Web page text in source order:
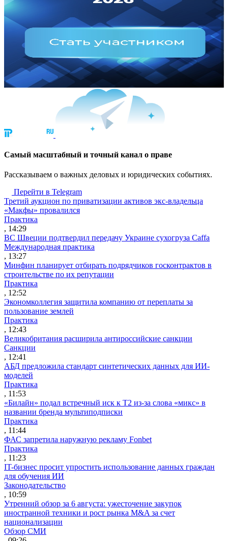
Cамый масштабный и точный канал о праве
Рассказываем о важных деловых и юридических событиях.
Перейти в Telegram
Третий аукцион по приватизации активов экс-владельца
«Макфы» провалился
Практика
, 14:29
ВС Швеции подтвердил передачу Украине сухогруза Caffa
Международная практика
, 13:27
Минфин планирует отбирать подрядчиков госконтрактов в
строительстве по их репутации
Практика
, 12:52
Экономколлегия защитила компанию от переплаты за
пользование землей
Практика
, 12:43
Великобритания расширила антироссийские санкции
Санкции
, 12:41
АБД предложила стандарт синтетических данных для ИИ-
моделей
Практика
, 11:53
«Билайн» подал встречный иск к Т2 из-за слова «микс» в
названии бренда мультиподписки
Практика
, 11:44
ФАС запретила наружную рекламу Fonbet
Практика
, 11:23
IT-бизнес просит упростить использование данных граждан
для обучения ИИ
Законодательство
, 10:59
Утренний обзор за 6 августа: ужесточение закупок
иностранной техники и рост рынка M&A за счет
национализации
Обзор СМИ